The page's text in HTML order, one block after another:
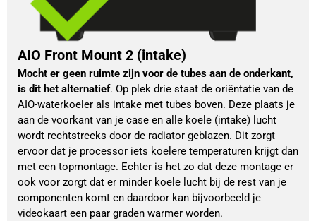
AIO Front Mount 2 (intake)
Mocht er geen ruimte zijn voor de tubes aan de onderkant,
is dit het alternatief. Op plek drie staat de oriëntatie van de
AIO-waterkoeler als intake met tubes boven. Deze plaats je
aan de voorkant van je case en alle koele (intake) lucht
wordt rechtstreeks door de radiator geblazen. Dit zorgt
ervoor dat je processor iets koelere temperaturen krijgt dan
met een topmontage. Echter is het zo dat deze montage er
ook voor zorgt dat er minder koele lucht bij de rest van je
componenten komt en daardoor kan bijvoorbeeld je
videokaart een paar graden warmer worden.